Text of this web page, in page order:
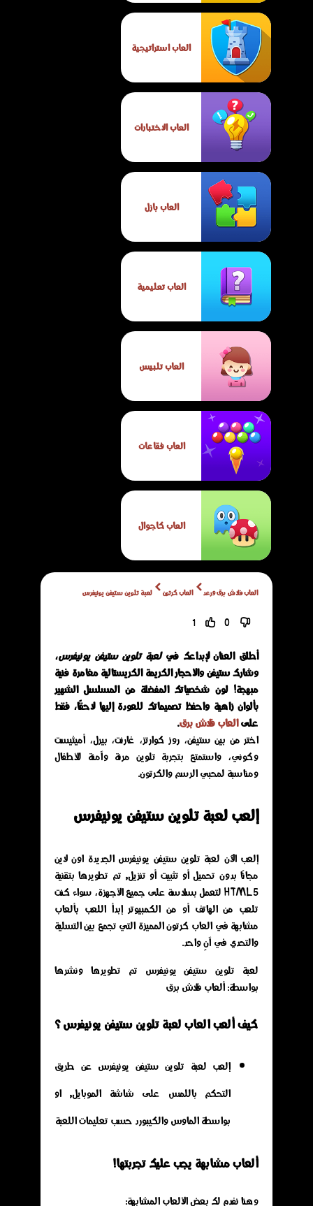
العاب استراتيجية
العاب الاختبارات
العاب بازل
العاب تعليمية
العاب تلبيس
العاب فقاعات
العاب كاجوال
العاب فلاش برق ورعد العاب كرتون لعبة تلوين ستيفن يونيفرس
0
1
أطلق العنان لإبداعك فيلعبة تلوين ستيفن يونيفرس،
وشارك ستيفن والأحجار الكريمة الكريستالية مغامرة فنية
مبهجة! لون شخصياتك المفضلة من المسلسل الشهير
بألوان زاهية واحفظ تصميماتك للعودة إليها لاحقًا، فقط
علىالعاب فلاش برق.
اختر من بين ستيفن، روز كوارتز، غارنت، بيرل، أميثيست
وكوني، واستمتع بتجربة تلوين مرنة وآمنة للأطفال
ومناسبة لمحبي الرسم والكرتون.
إلعب لعبة تلوين ستيفن يونيفرس
إلعب الآن لعبة تلوين ستيفن يونيفرس الجديدة اون لاين
مجانًا بدون تحميل أو تثبيت أو تنزيل, تم تطويرها بتقنية
HTML5 لتعمل بسلاسة على جميع الأجهزة، سواء كنت
تلعب من الهاتف أو من الكمبيوتر إبدأ اللعب بألعاب
مشابهة في العاب كرتون المميزة التي تجمع بين التسلية
والتحدي في آنٍ واحد.
لعبة تلوين ستيفن يونيفرس تم تطويرها ونشرها
بواسطة: ألعاب فلاش برق
كيف ألعب العاب لعبة تلوين ستيفن يونيفرس ؟
إلعب لعبة تلوين ستيفن يونيفرس عن طريق
التحكم باللمس على شاشة الموبايل, او
بواسطة الماوس والكيبورد حسب تعليمات اللعبة
ألعاب مشابهة يجب عليك تجربتها!
وهنا نفدم لك بعض الألعاب المشابهة: